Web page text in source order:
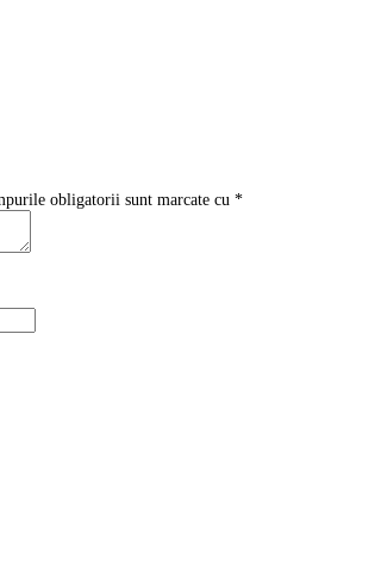
obligatorii sunt marcate cu *